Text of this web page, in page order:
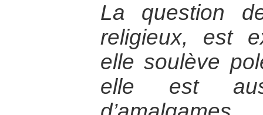
La question
religieux, est
elle soulève
elle est